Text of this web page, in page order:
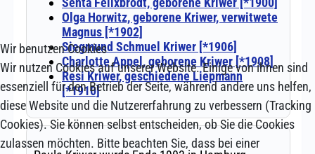
Wir benutzen Cookies
Wir nutzen Cookies auf unserer Website. Einige von ihnen sind
essenziell für den Betrieb der Seite, während andere uns helfen,
diese Website und die Nutzererfahrung zu verbessern (Tracking
Cookies). Sie können selbst entscheiden, ob Sie die Cookies
zulassen möchten. Bitte beachten Sie, dass bei einer